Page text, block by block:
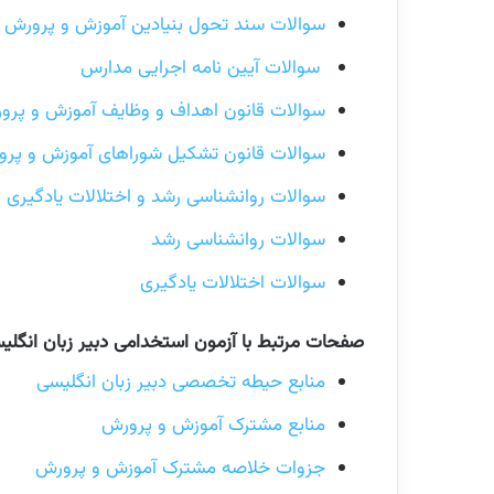
سوالات سند تحول بنیادین آموزش و پرورش
سوالات آیین نامه اجرایی مدارس
سوالات قانون اهداف و وظایف آموزش و
سوالات قانون تشکیل شوراهای آموزش و
سوالات روانشناسی رشد و اختلالات یادگیری
سوالات روانشناسی رشد
سوالات اختلالات یادگیری
صفحات مرتبط با آزمون استخدامی دبیر زبان
منابع حیطه تخصصی دبیر زبان انگلیسی
منابع مشترک آموزش و پرورش
جزوات خلاصه مشترک آموزش و پرورش